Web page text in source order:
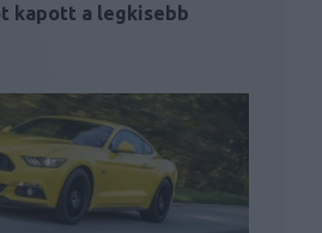
kapott a legkisebb